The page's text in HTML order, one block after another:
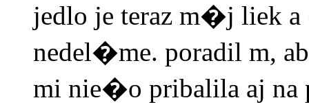
jedlo je teraz m�j liek a
nedel�me. poradil m,
mi nie�o pribalila aj